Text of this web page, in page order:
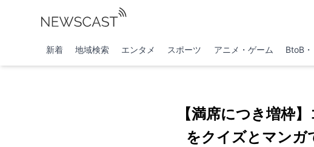
新着 地域検索 エンタメ スポーツ アニメ・ゲーム BtoB
【満席につき増枠
をクイズとマンガ